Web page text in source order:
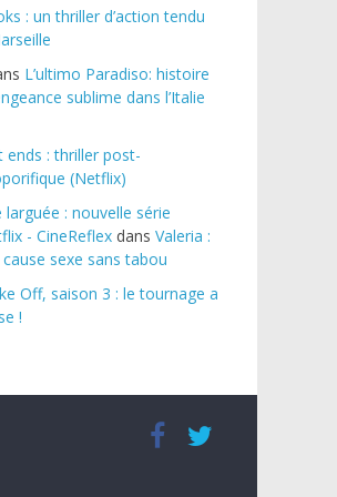
: un thriller d’action tendu
L’ultimo Paradiso: histoire
sublime dans l’Italie
ends : thriller post-
(Netflix)
larguée : nouvelle série
- CineReflex dans Valeria :
sexe sans tabou
Off, saison 3 : le tournage a
!